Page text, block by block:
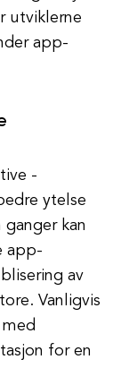
utviklerne
app-
-
ytelse
kan
app-
av
Vanligvis
for en